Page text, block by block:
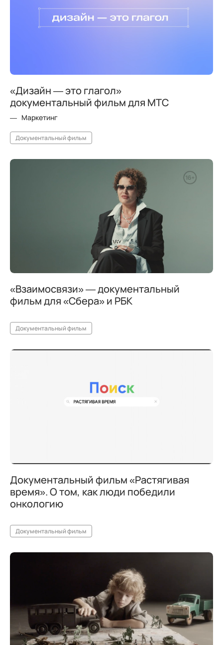
«Дизайн — это глагол»
документальный фильм для МТС
Маркетинг
Документальный фильм
«Взаимосвязи» — документальный
фильм для «Сбера» и РБК
Документальный фильм
Документальный фильм «Растягивая
время». О том, как люди победили
онкологию
Документальный фильм